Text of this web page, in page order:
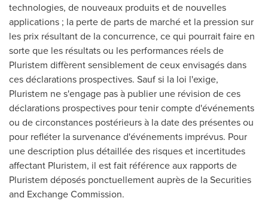
technologies, de nouveaux produits et de nouvelles
applications ; la perte de parts de marché et la pression sur
les prix résultant de la concurrence, ce qui pourrait faire en
sorte que les résultats ou les performances réels de
Pluristem diffèrent sensiblement de ceux envisagés dans
ces déclarations prospectives. Sauf si la loi l'exige,
Pluristem ne s'engage pas à publier une révision de ces
déclarations prospectives pour tenir compte d'événements
ou de circonstances postérieurs à la date des présentes ou
pour refléter la survenance d'événements imprévus. Pour
une description plus détaillée des risques et incertitudes
affectant Pluristem, il est fait référence aux rapports de
Pluristem déposés ponctuellement auprès de la Securities
and Exchange Commission.